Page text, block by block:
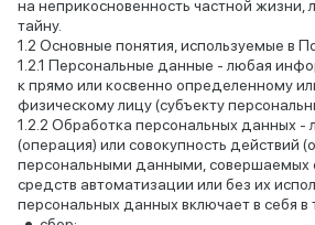
на неприкосновенность частной жизни,
тайну.
Основные понятия, используемые в
Персональные данные - любая
к прямо или косвенно определенному
физическому лицу (субъекту
Обработка персональных данных -
(операция) или совокупность действий
персональными данными, совершаемых
средств автоматизации или без их
персональных данных включает в себя в